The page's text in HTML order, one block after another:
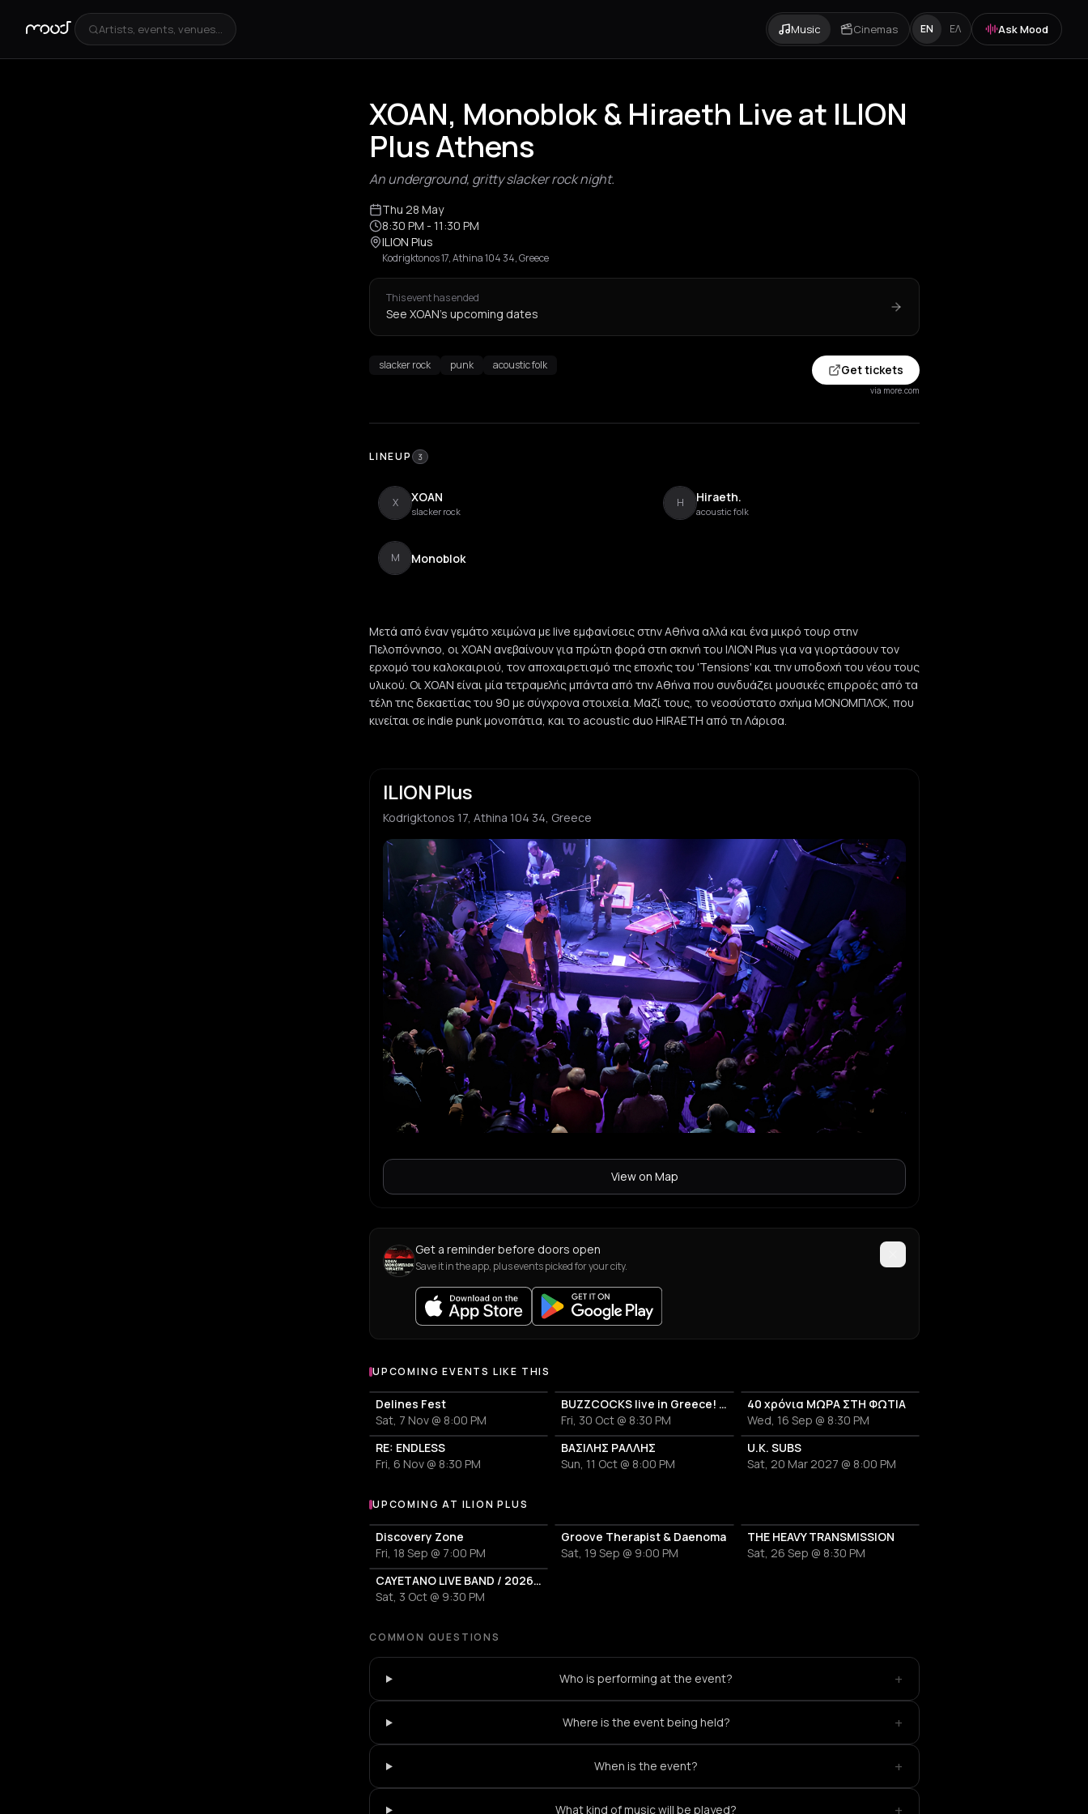
Artists, events, venues... Music Cinemas EN ΕΛ Ask Mood
XOAN, Monoblok & Hiraeth Live at ILION
Plus Athens
An underground, gritty slacker rock night.
Thu 28 May
8:30 PM - 11:30 PM
ILION Plus
Kodrigktonos 17, Athina 104 34, Greece
This event has ended
See XOAN's upcoming dates
slacker rock punk acoustic folk Get tickets
via more.com
LINEUP 3
X XOAN
slacker rock
H Hiraeth.
acoustic folk
M Monoblok
Μετά από έναν γεμάτο χειμώνα με live εμφανίσεις στην Αθήνα αλλά και ένα μικρό τουρ στην
Πελοπόννησο, οι XOAN ανεβαίνουν για πρώτη φορά στη σκηνή του ΙΛΙΟΝ Plus για να γιορτάσουν τον
ερχομό του καλοκαιριού, τον αποχαιρετισμό της εποχής του 'Tensions' και την υποδοχή του νέου τους
υλικού. Οι XOAN είναι μία τετραμελής μπάντα από την Αθήνα που συνδυάζει μουσικές επιρροές από τα
τέλη της δεκαετίας του 90 με σύγχρονα στοιχεία. Μαζί τους, το νεοσύστατο σχήμα ΜΟΝΟΜΠΛΟΚ, που
κινείται σε indie punk μονοπάτια, και το acoustic duo HIRAETH από τη Λάρισα.
ILION Plus
Kodrigktonos 17, Athina 104 34, Greece
View on Map
Get a reminder before doors open
Save it in the app, plus events picked for your city.
UPCOMING EVENTS LIKE THIS
Delines Fest
Sat, 7 Nov @ 8:00 PM
BUZZCOCKS live in Greece! 50years anniversary
Fri, 30 Oct @ 8:30 PM
40 χρόνια ΜΩΡΑ ΣΤΗ ΦΩΤΙΑ
Wed, 16 Sep @ 8:30 PM
RE: ENDLESS
Fri, 6 Nov @ 8:30 PM
ΒΑΣΙΛΗΣ ΡΑΛΛΗΣ
Sun, 11 Oct @ 8:00 PM
U.K. SUBS
Sat, 20 Mar 2027 @ 8:00 PM
More events at ILION Plus
UPCOMING AT ILION PLUS
Discovery Zone
Fri, 18 Sep @ 7:00 PM
Groove Therapist & Daenoma
Sat, 19 Sep @ 9:00 PM
THE HEAVY TRANSMISSION
Sat, 26 Sep @ 8:30 PM
CAYETANO LIVE BAND / 2026 TOUR
Sat, 3 Oct @ 9:30 PM
COMMON QUESTIONS
Who is performing at the event? +
Where is the event being held? +
When is the event? +
What kind of music will be played?